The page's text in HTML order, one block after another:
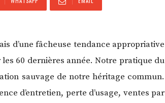
d’une fâcheuse tendance appropriative
60 dernières année. Notre pratique du
sauvage de notre héritage commun.
d’entretien, perte d’usage, ventes par